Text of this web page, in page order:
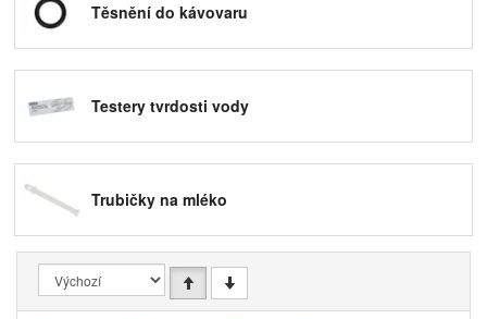
Těsnění do kávovaru
Testery tvrdosti vody
Trubičky na mléko